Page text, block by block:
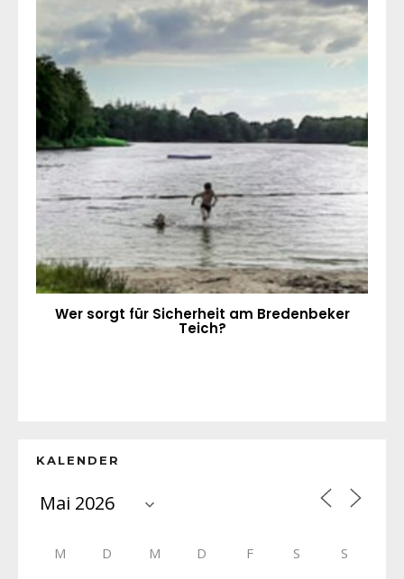
Wer sorgt für Sicherheit am Bredenbeker
Teich?
KALENDER
M D M D F S S